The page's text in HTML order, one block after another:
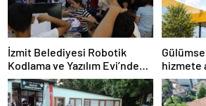
İzmit Belediyesi Robotik
Kodlama ve Yazılım Evi’nde
eğitimler başladı
hizmete